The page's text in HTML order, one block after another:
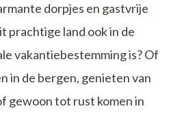
dorpjes en gastvrije
prachtige land ook in de
vakantiebestemming is? Of
in de bergen, genieten van
gewoon tot rust komen in